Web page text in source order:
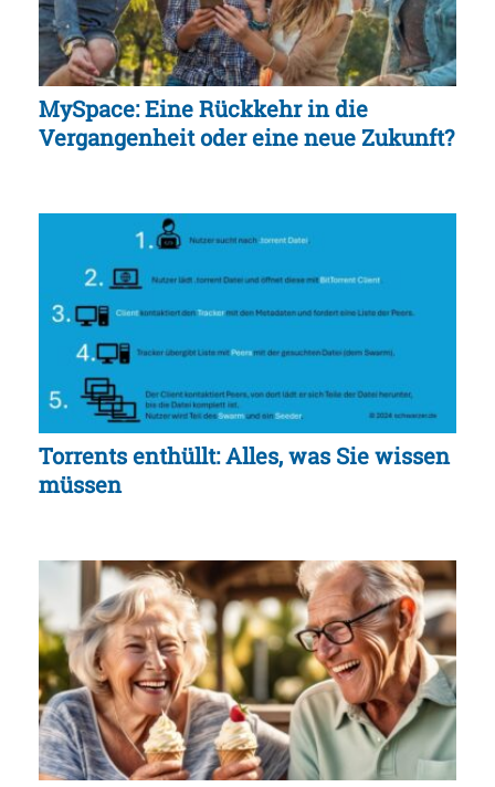
MySpace: Eine Rückkehr in die
Vergangenheit oder eine neue Zukunft?
Torrents enthüllt: Alles, was Sie wissen
müssen